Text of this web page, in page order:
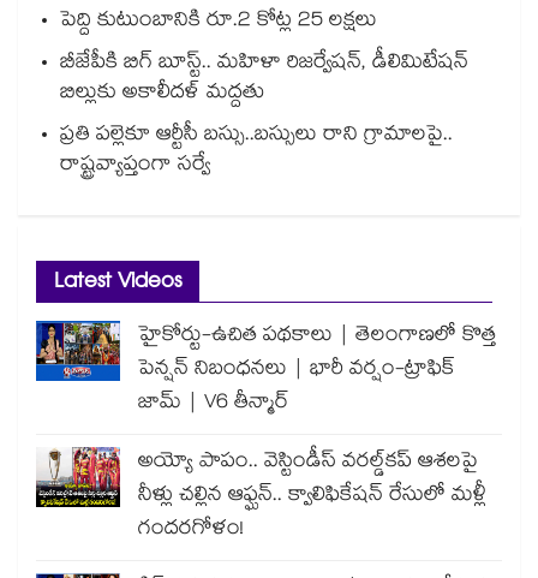
పెద్ది కుటుంబానికి రూ.2 కోట్ల 25 లక్షలు
బీజేపీకి బిగ్ బూస్ట్.. మహిళా రిజర్వేషన్, డీలిమిటేషన్
బిల్లుకు అకాలీదళ్ మద్దతు
ప్రతి పల్లెకూ ఆర్టీసీ బస్సు..బస్సులు రాని గ్రామాలపై..
రాష్ట్రవ్యాప్తంగా సర్వే
Latest Videos
హైకోర్టు-ఉచిత పథకాలు | తెలంగాణలో కొత్త
పెన్షన్ నిబంధనలు | భారీ వర్షం-ట్రాఫిక్
జామ్ | V6 తీన్మార్
అయ్యో పాపం.. వెస్టిండీస్ వరల్డ్‌కప్ ఆశలపై
నీళ్లు చల్లిన ఆఫ్ఘన్.. క్వాలిఫికేషన్ రేసులో మళ్లీ
గందరగోళం!